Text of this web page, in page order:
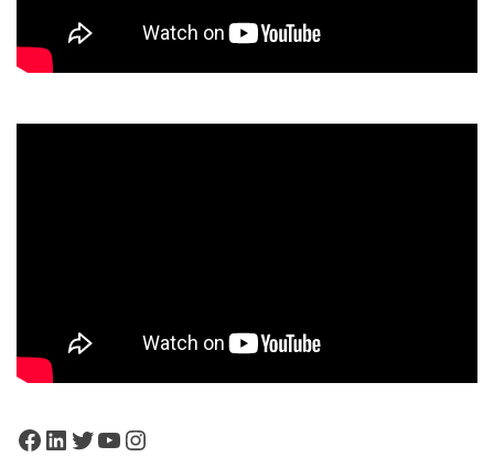
Facebook
LinkedIn
Twitter
YouTube
Instagram